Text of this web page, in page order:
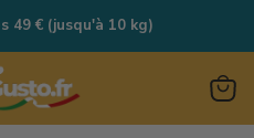
49 € (jusqu'à 10 kg)